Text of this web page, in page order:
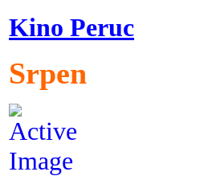
Kino Peruc
Srpen